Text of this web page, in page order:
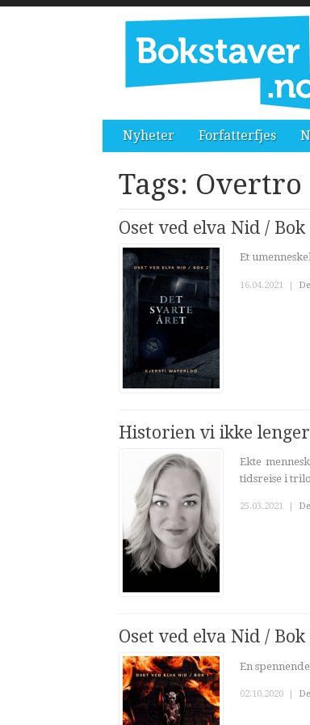
Nyheter Forfatterfjes
Tags: Overtro
Oset ved elva Nid /
Et
16.04.2021 |
Historien vi ikke
Ekte
tidsreise i
25.03.2021
Oset ved elva Nid /
En
02.10.2020 |